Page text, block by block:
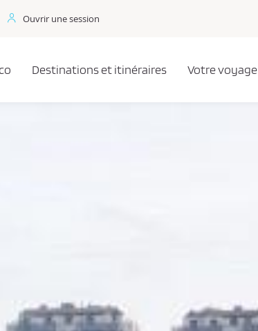
Ouvrir une session
Destinations et itinéraires Votre voyage